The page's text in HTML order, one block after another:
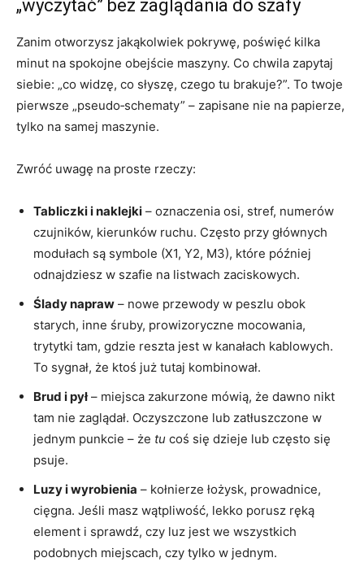
„wyczytać” bez zaglądania do szafy
Zanim otworzysz jakąkolwiek pokrywę, poświęć kilka
minut na spokojne obejście maszyny. Co chwila zapytaj
siebie: „co widzę, co słyszę, czego tu brakuje?”. To twoje
pierwsze „pseudo‑schematy” – zapisane nie na papierze,
tylko na samej maszynie.
Zwróć uwagę na proste rzeczy:
Tabliczki i naklejki – oznaczenia osi, stref, numerów
czujników, kierunków ruchu. Często przy głównych
modułach są symbole (X1, Y2, M3), które później
odnajdziesz w szafie na listwach zaciskowych.
Ślady napraw – nowe przewody w peszlu obok
starych, inne śruby, prowizoryczne mocowania,
trytytki tam, gdzie reszta jest w kanałach kablowych.
To sygnał, że ktoś już tutaj kombinował.
Brud i pył– miejsca zakurzone mówią, że dawno nikt
tam nie zaglądał. Oczyszczone lub zatłuszczone w
jednym punkcie – że tu coś się dzieje lub często się
psuje.
Luzy i wyrobienia – kołnierze łożysk, prowadnice,
cięgna. Jeśli masz wątpliwość, lekko porusz ręką
element i sprawdź, czy luz jest we wszystkich
podobnych miejscach, czy tylko w jednym.